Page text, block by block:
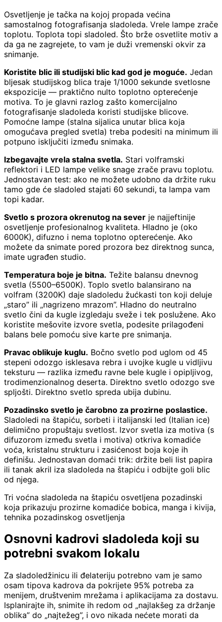
Osvetljenje je tačka na kojoj propada većina
samostalnog fotografisanja sladoleda. Vrele lampe zrače
toplotu. Toplota topi sladoled. Što brže osvetlite motiv a
da ga ne zagrejete, to vam je duži vremenski okvir za
snimanje.
Koristite blic ili studijski blic kad god je moguće. Jedan
bljesak studijskog blica traje 1/1000 sekunde svetlosne
ekspozicije — praktično nulto toplotno opterećenje
motiva. To je glavni razlog zašto komercijalno
fotografisanje sladoleda koristi studijske blicove.
Pomoćne lampe (stalna sijalica unutar blica koja
omogućava pregled svetla) treba podesiti na minimum ili
potpuno isključiti između snimaka.
Izbegavajte vrela stalna svetla. Stari volframski
reflektori i LED lampe velike snage zrače pravu toplotu.
Jednostavan test: ako ne možete udobno da držite ruku
tamo gde će sladoled stajati 60 sekundi, ta lampa vam
topi kadar.
Svetlo s prozora okrenutog na sever je najjeftinije
osvetljenje profesionalnog kvaliteta. Hladno je (oko
6000K), difuzno i nema toplotno opterećenje. Ako
možete da snimate pored prozora bez direktnog sunca,
imate ugrađen studio.
Temperatura boje je bitna. Težite balansu dnevnog
svetla (5500–6500K). Toplo svetlo balansirano na
volfram (3200K) daje sladoledu žućkasti ton koji deluje
„staro” ili „nagrizeno mrazom”. Hladno do neutralno
svetlo čini da kugle izgledaju sveže i tek poslužene. Ako
koristite mešovite izvore svetla, podesite prilagođeni
balans bele pomoću sive karte pre snimanja.
Pravac oblikuje kuglu. Bočno svetlo pod uglom od 45
stepeni odozgo isklesava rebra i uvojke kugle u vidljivu
teksturu — razlika između ravne bele kugle i opipljivog,
trodimenzionalnog deserta. Direktno svetlo odozgo sve
spljošti. Direktno svetlo spreda ubija dubinu.
Pozadinsko svetlo je čarobno za prozirne poslastice.
Sladoledi na štapiću, sorbeti i italijanski led (Italian ice)
delimično propuštaju svetlost. Izvor svetla iza motiva (s
difuzorom između svetla i motiva) otkriva komadiće
voća, kristalnu strukturu i zasićenost boja koje ih
definišu. Jednostavan domaći trik: držite beli list papira
ili tanak akril iza sladoleda na štapiću i odbijte goli blic
od njega.
Tri voćna sladoleda na štapiću osvetljena pozadinski
koja prikazuju prozirne komadiće bobica, manga i kivija,
tehnika pozadinskog osvetljenja
Osnovni kadrovi sladoleda koji su
potrebni svakom lokalu
Za sladoledžinicu ili đelateriju potrebno vam je samo
osam tipova kadrova da pokrijete 95% potreba za
menijem, društvenim mrežama i aplikacijama za dostavu.
Isplanirajte ih, snimite ih redom od „najlakšeg za držanje
oblika” do „najtežeg”, i ovo nikada nećete morati da